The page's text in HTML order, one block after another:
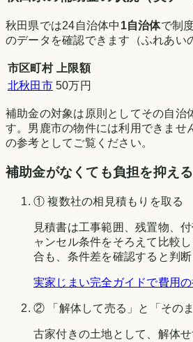
秋田県では24自治体中 1自治体で制
のデータを確認できます（ふれあい
市区町村
上限額
北秋田市 50万円
補助金の対象は原則としてその自治
す。 男鹿市の物件には利用できませ
の参考としてご覧ください。
補助金がなくても負担を抑え
① 複数社の相見積もりを取る
見積書は工事範囲、残置物、
ャンセル条件をそろえて比較
合も、条件差を確認すると判断
実家じまい完全ガイドで費用
② 「解体して売る」と「その
古家付きの土地として、解体